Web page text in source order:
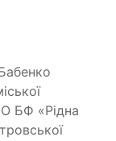
БФ «Рідна